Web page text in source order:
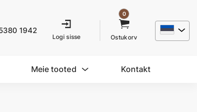
1942
Logi sisse
0
Ostukorv
Meie tooted Kontakt